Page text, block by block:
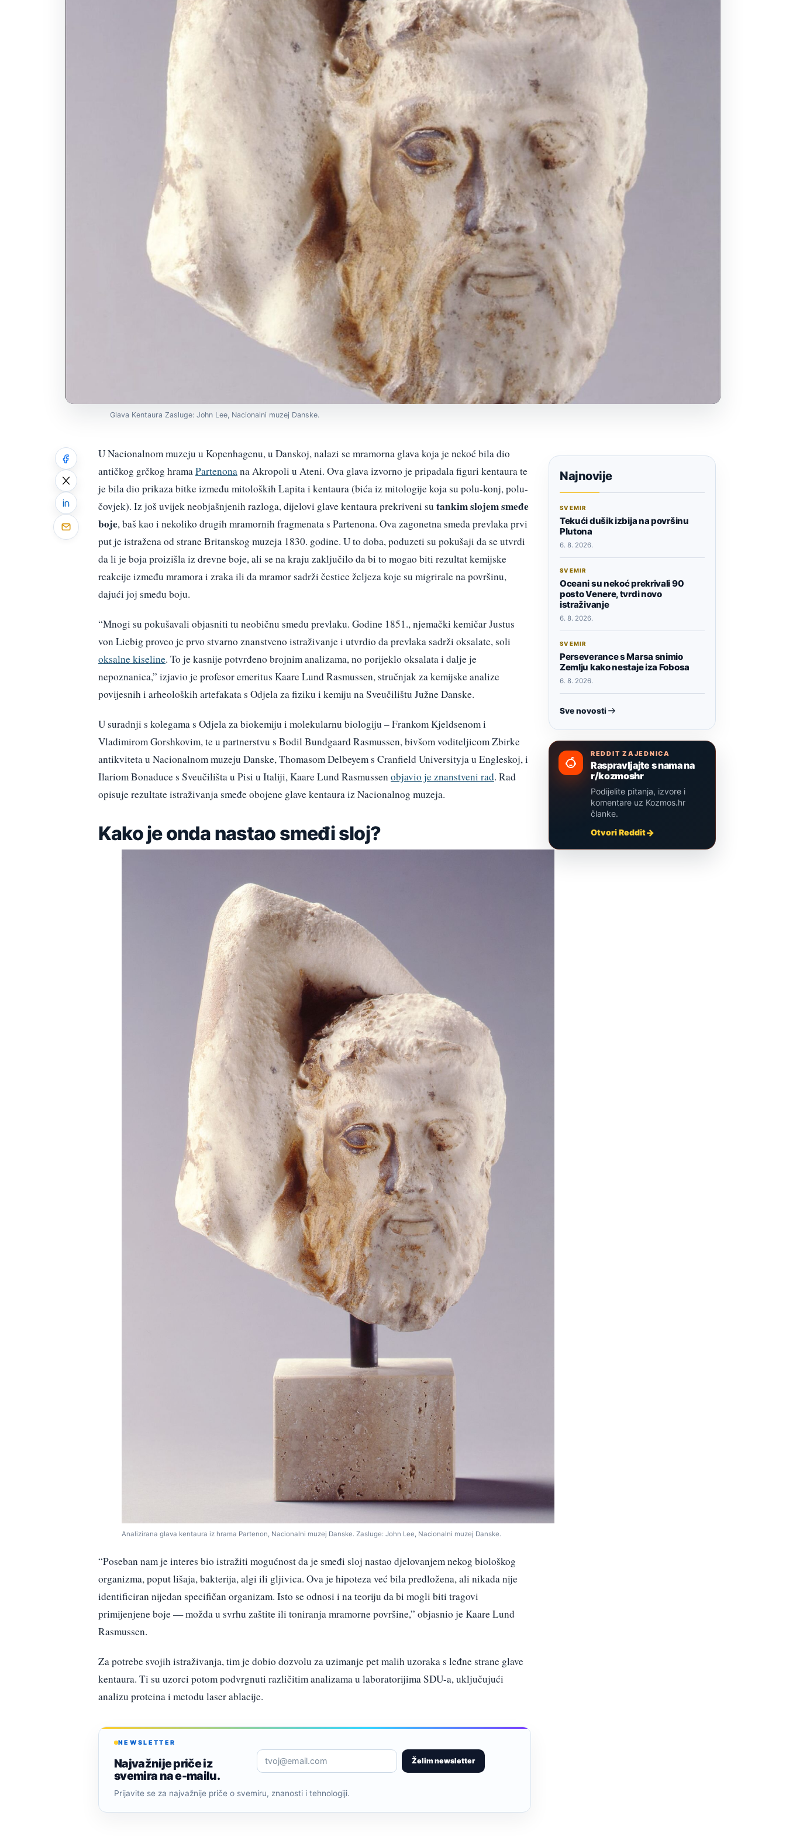
Glava Kentaura Zasluge: John Lee, Nacionalni muzej Danske.
U Nacionalnom muzeju u Kopenhagenu, u Danskoj, nalazi se mramorna glava koja je nekoć bila dio
antičkog grčkog hramaPartenonana Akropoli u Ateni. Ova glava izvorno je pripadala figuri kentaura te
je bila dio prikaza bitke između mitoloških Lapita i kentaura (bića iz mitologije koja su polu-konj, polu-
čovjek). Iz još uvijek neobjašnjenih razloga, dijelovi glave kentaura prekriveni su tankim slojem smeđe
boje, baš kao i nekoliko drugih mramornih fragmenata s Partenona. Ova zagonetna smeđa prevlaka prvi
put je istražena od strane Britanskog muzeja 1830. godine. U to doba, poduzeti su pokušaji da se utvrdi
da li je boja proizišla iz drevne boje, ali se na kraju zaključilo da bi to mogao biti rezultat kemijske
reakcije između mramora i zraka ili da mramor sadrži čestice željeza koje su migrirale na površinu,
dajući joj smeđu boju.
“Mnogi su pokušavali objasniti tu neobičnu smeđu prevlaku. Godine 1851., njemački kemičar Justus
von Liebig proveo je prvo stvarno znanstveno istraživanje i utvrdio da prevlaka sadrži oksalate, soli
oksalne kiseline. To je kasnije potvrđeno brojnim analizama, no porijeklo oksalata i dalje je
nepoznanica,” izjavio je profesor emeritus Kaare Lund Rasmussen, stručnjak za kemijske analize
povijesnih i arheoloških artefakata s Odjela za fiziku i kemiju na Sveučilištu Južne Danske.
U suradnji s kolegama s Odjela za biokemiju i molekularnu biologiju – Frankom Kjeldsenom i
Vladimirom Gorshkovim, te u partnerstvu s Bodil Bundgaard Rasmussen, bivšom voditeljicom Zbirke
antikviteta u Nacionalnom muzeju Danske, Thomasom Delbeyem s Cranfield Universityja u Engleskoj, i
Ilariom Bonaduce s Sveučilišta u Pisi u Italiji, Kaare Lund Rasmussenobjavio je znanstveni rad. Rad
opisuje rezultate istraživanja smeđe obojene glave kentaura iz Nacionalnog muzeja.
Kako je onda nastao smeđi sloj?
Analizirana glava kentaura iz hrama Partenon, Nacionalni muzej Danske. Zasluge: John Lee, Nacionalni muzej Danske.
“Poseban nam je interes bio istražiti mogućnost da je smeđi sloj nastao djelovanjem nekog biološkog
organizma, poput lišaja, bakterija, algi ili gljivica. Ova je hipoteza već bila predložena, ali nikada nije
identificiran nijedan specifičan organizam. Isto se odnosi i na teoriju da bi mogli biti tragovi
primijenjene boje — možda u svrhu zaštite ili toniranja mramorne površine,” objasnio je Kaare Lund
Rasmussen.
Za potrebe svojih istraživanja, tim je dobio dozvolu za uzimanje pet malih uzoraka s leđne strane glave
kentaura. Ti su uzorci potom podvrgnuti različitim analizama u laboratorijima SDU-a, uključujući
analizu proteina i metodu laser ablacije.
NEWSLETTER
Najvažnije priče iz
svemira na e-mailu.
Želim newsletter
Prijavite se za najvažnije priče o svemiru, znanosti i tehnologiji.
Najnovije
SVEMIR
Tekući dušik izbija na površinu
Plutona
6. 8. 2026.
SVEMIR
Oceani su nekoć prekrivali 90
posto Venere, tvrdi novo
istraživanje
6. 8. 2026.
SVEMIR
Perseverance s Marsa snimio
Zemlju kako nestaje iza Fobosa
6. 8. 2026.
Sve novosti
REDDIT ZAJEDNICA
Raspravljajte s nama na
r/kozmoshr
Podijelite pitanja, izvore i
komentare uz Kozmos.hr
članke.
Otvori Reddit